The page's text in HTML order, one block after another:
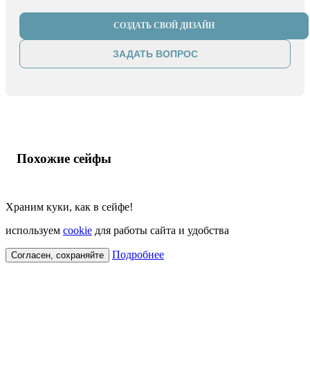
СОЗДАТЬ СВОЙ ДИЗАЙН
ЗАДАТЬ ВОПРОС
Похожие сейфы
Храним куки, как в сейфе!
используем cookie для работы сайта и удобства
Согласен, сохраняйте Подробнее